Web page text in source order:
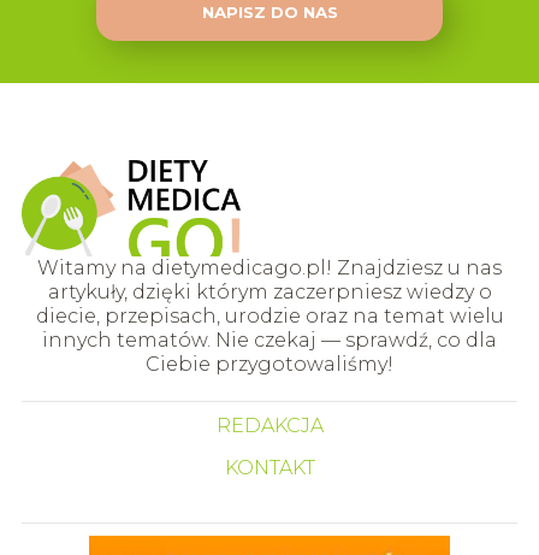
NAPISZ DO NAS
Witamy na dietymedicago.pl! Znajdziesz u nas
artykuły, dzięki którym zaczerpniesz wiedzy o
diecie, przepisach, urodzie oraz na temat wielu
innych tematów. Nie czekaj — sprawdź, co dla
Ciebie przygotowaliśmy!
REDAKCJA
KONTAKT